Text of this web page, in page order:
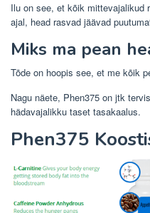
Ilu on see, et kõik mittevajalikud
ajal, head rasvad jäävad
Miks ma pean
Tõde on hoopis see, et me kõik
Nagu näete, Phen375 on jtk
hädavajalikku taset tasakaalus.
Phen375